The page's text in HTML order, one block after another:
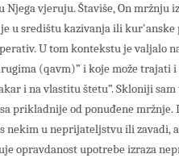
vjeruju. Štaviše, On mržnju
u središtu kazivanja ili kur'anske
U tom kontekstu je valjalo
(qavm)” i koje može trajati
i na vlastitu štetu”. Skloniji sam
prikladnije od ponuđene mržnje.
nekim u neprijateljstvu ili zavadi,
opravdanost upotrebe izraza